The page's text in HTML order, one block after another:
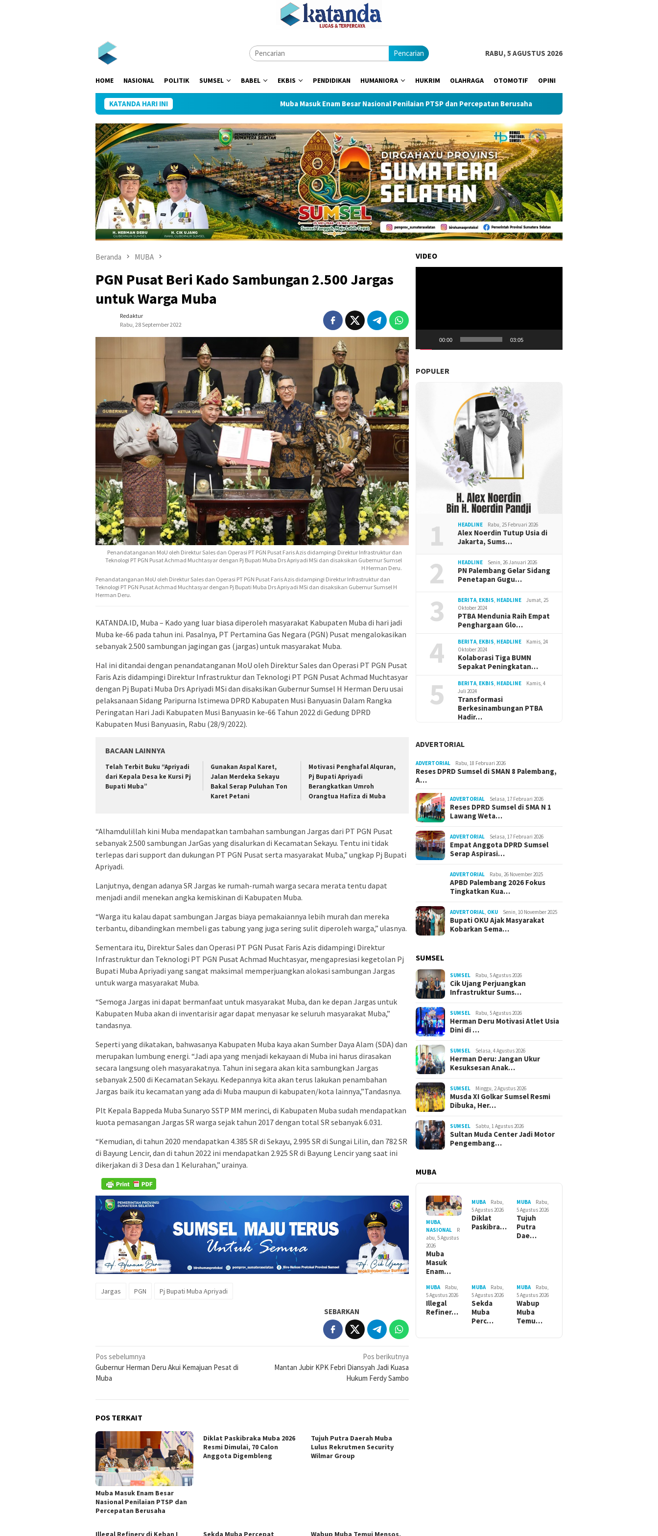
Pencarian RABU, 5 AGUSTUS 2026
HOME NASIONAL POLITIK SUMSEL BABEL EKBIS PENDIDIKAN HUMANIORA HUKRIM OLAHRAGA OTOMOTIF OPINI
KATANDA HARI INI Muba Masuk Enam Besar Nasional Penilaian PTSP dan Percepatan Berusaha Kapolda Sumsel Dukung Kegiatan Tabur
Beranda MUBA
PGN Pusat Beri Kado Sambungan 2.500 Jargas
untuk Warga Muba
Redaktur
Rabu, 28 September 2022
Penandatanganan MoU oleh Direktur Sales dan Operasi PT PGN Pusat Faris Azis didampingi Direktur Infrastruktur dan
Teknologi PT PGN Pusat Achmad Muchtasyar dengan Pj Bupati Muba Drs Apriyadi MSi dan disaksikan Gubernur Sumsel
H Herman Deru.
Penandatanganan MoU oleh Direktur Sales dan Operasi PT PGN Pusat Faris Azis didampingi Direktur Infrastruktur dan
Teknologi PT PGN Pusat Achmad Muchtasyar dengan Pj Bupati Muba Drs Apriyadi MSi dan disaksikan Gubernur Sumsel H
Herman Deru.
KATANDA.ID, Muba – Kado yang luar biasa diperoleh masyarakat Kabupaten Muba di hari jadi
Muba ke-66 pada tahun ini. Pasalnya, PT Pertamina Gas Negara (PGN) Pusat mengalokasikan
sebanyak 2.500 sambungan jagingan gas (jargas) untuk masyarakat Muba.
Hal ini ditandai dengan penandatanganan MoU oleh Direktur Sales dan Operasi PT PGN Pusat
Faris Azis didampingi Direktur Infrastruktur dan Teknologi PT PGN Pusat Achmad Muchtasyar
dengan Pj Bupati Muba Drs Apriyadi MSi dan disaksikan Gubernur Sumsel H Herman Deru usai
pelaksanaan Sidang Paripurna Istimewa DPRD Kabupaten Musi Banyuasin Dalam Rangka
Peringatan Hari Jadi Kabupaten Musi Banyuasin ke-66 Tahun 2022 di Gedung DPRD
Kabupaten Musi Banyuasin, Rabu (28/9/2022).
BACAAN LAINNYA
Telah Terbit Buku “Apriyadi
dari Kepala Desa ke Kursi Pj
Bupati Muba”
Gunakan Aspal Karet,
Jalan Merdeka Sekayu
Bakal Serap Puluhan Ton
Karet Petani
Motivasi Penghafal Alquran,
Pj Bupati Apriyadi
Berangkatkan Umroh
Orangtua Hafiza di Muba
“Alhamdulillah kini Muba mendapatkan tambahan sambungan Jargas dari PT PGN Pusat
sebanyak 2.500 sambungan JarGas yang disalurkan di Kecamatan Sekayu. Tentu ini tidak
terlepas dari support dan dukungan PT PGN Pusat serta masyarakat Muba,” ungkap Pj Bupati
Apriyadi.
Lanjutnya, dengan adanya SR Jargas ke rumah-rumah warga secara merata tentu dapat
menjadi andil menekan angka kemiskinan di Kabupaten Muba.
“Warga itu kalau dapat sambungan Jargas biaya pemakaiannya lebih murah dan mereka
terbantu, dibandingkan membeli gas tabung yang juga sering sulit diperoleh warga,” ulasnya.
Sementara itu, Direktur Sales dan Operasi PT PGN Pusat Faris Azis didampingi Direktur
Infrastruktur dan Teknologi PT PGN Pusat Achmad Muchtasyar, mengapresiasi kegetolan Pj
Bupati Muba Apriyadi yang sangat maksimal memperjuangkan alokasi sambungan Jargas
untuk warga masyarakat Muba.
“Semoga Jargas ini dapat bermanfaat untuk masyarakat Muba, dan ke depan Jargas untuk
Kabupaten Muba akan di inventarisir agar dapat menyasar ke seluruh masyarakat Muba,”
tandasnya.
Seperti yang dikatakan, bahwasanya Kabupaten Muba kaya akan Sumber Daya Alam (SDA) dan
merupakan lumbung energi. “Jadi apa yang menjadi kekayaan di Muba ini harus dirasakan
secara langsung oleh masyarakatnya. Tahun ini segara akan kita sambungkan Jargas
sebanyak 2.500 di Kecamatan Sekayu. Kedepannya kita akan terus lakukan penambahan
Jargas baik itu kecamatan yang ada di Muba maupun di kabupaten/kota lainnya,”Tandasnya.
Plt Kepala Bappeda Muba Sunaryo SSTP MM merinci, di Kabupaten Muba sudah mendapatkan
kuota pemasangan Jargas SR warga sejak tahun 2017 dengan total SR sebanyak 6.031.
“Kemudian, di tahun 2020 mendapatkan 4.385 SR di Sekayu, 2.995 SR di Sungai Lilin, dan 782 SR
di Bayung Lencir, dan di tahun 2022 ini mendapatkan 2.925 SR di Bayung Lencir yang saat ini
dikerjakan di 3 Desa dan 1 Kelurahan,” urainya.
Jargas PGN Pj Bupati Muba Apriyadi
SEBARKAN
Navigasi
pos
Pos sebelumnya
Gubernur Herman Deru Akui Kemajuan Pesat di
Muba
Pos berikutnya
Mantan Jubir KPK Febri Diansyah Jadi Kuasa
Hukum Ferdy Sambo
POS TERKAIT
Muba Masuk Enam Besar
Nasional Penilaian PTSP dan
Percepatan Berusaha
Diklat Paskibraka Muba 2026
Resmi Dimulai, 70 Calon
Anggota Digembleng
Tujuh Putra Daerah Muba
Lulus Rekrutmen Security
Wilmar Group
Illegal Refinery di Keban I Sekda Muba Percepat Wabup Muba Temui Mensos,
VIDEO
00:00 03:05
POPULER
1 HEADLINE Rabu, 25 Februari 2026
Alex Noerdin Tutup Usia di
Jakarta, Sums…
2 HEADLINE Senin, 26 Januari 2026
PN Palembang Gelar Sidang
Penetapan Gugu…
3 BERITA, EKBIS, HEADLINE
Jumat, 25
Oktober 2024
PTBA Mendunia Raih Empat
Penghargaan Glo…
4 BERITA, EKBIS, HEADLINE
Kamis, 24
Oktober 2024
Kolaborasi Tiga BUMN
Sepakat Peningkatan…
5 BERITA, EKBIS, HEADLINE
Kamis, 4
Juli 2024
Transformasi
Berkesinambungan PTBA
Hadir…
ADVERTORIAL
ADVERTORIAL Rabu, 18 Februari 2026
Reses DPRD Sumsel di SMAN 8 Palembang,
A…
ADVERTORIAL Selasa, 17 Februari 2026
Reses DPRD Sumsel di SMA N 1
Lawang Weta…
ADVERTORIAL Selasa, 17 Februari 2026
Empat Anggota DPRD Sumsel
Serap Aspirasi…
ADVERTORIAL Rabu, 26 November 2025
APBD Palembang 2026 Fokus
Tingkatkan Kua…
ADVERTORIAL, OKU Senin, 10 November 2025
Bupati OKU Ajak Masyarakat
Kobarkan Sema…
SUMSEL
SUMSEL Rabu, 5 Agustus 2026
Cik Ujang Perjuangkan
Infrastruktur Sums…
SUMSEL Rabu, 5 Agustus 2026
Herman Deru Motivasi Atlet Usia
Dini di …
SUMSEL Selasa, 4 Agustus 2026
Herman Deru: Jangan Ukur
Kesuksesan Anak…
SUMSEL Minggu, 2 Agustus 2026
Musda XI Golkar Sumsel Resmi
Dibuka, Her…
SUMSEL Sabtu, 1 Agustus 2026
Sultan Muda Center Jadi Motor
Pengembang…
MUBA
MUBA
NASIONAL
R
abu, 5 Agustus
2026
Muba
Masuk
Enam…
MUBA
Rabu,
5 Agustus 2026
Diklat
Paskibra…
MUBA
Rabu,
5 Agustus 2026
Tujuh
Putra
Dae…
MUBA
Rabu,
5 Agustus 2026
Illegal
Refiner…
MUBA
Rabu,
5 Agustus 2026
Sekda
Muba
Perc…
MUBA
Rabu,
5 Agustus 2026
Wabup
Muba
Temu…